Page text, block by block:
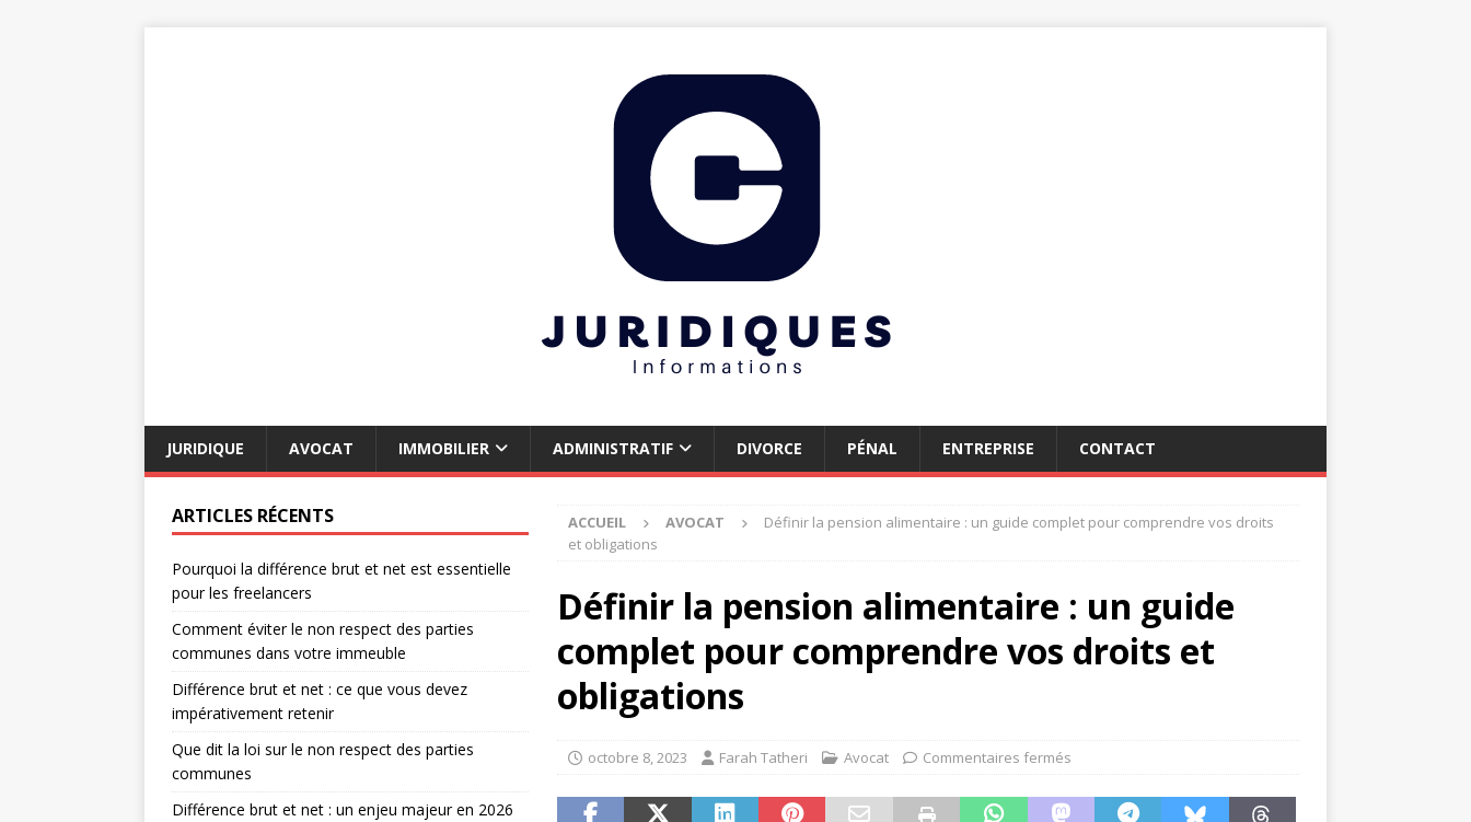
JURIDIQUE AVOCAT IMMOBILIER ADMINISTRATIF DIVORCE PÉNAL ENTREPRISE CONTACT
ACCUEIL AVOCAT
Définir la pension alimentaire : un guide complet pour comprendre vos droits
et obligations
Définir la pension alimentaire : un guide
complet pour comprendre vos droits et
obligations
octobre 8, 2023 Farah Tatheri Avocat Commentaires fermés
ARTICLES RÉCENTS
Pourquoi la différence brut et net est essentielle
pour les freelancers
Comment éviter le non respect des parties
communes dans votre immeuble
Différence brut et net : ce que vous devez
impérativement retenir
Que dit la loi sur le non respect des parties
communes
Différence brut et net : un enjeu majeur en 2026